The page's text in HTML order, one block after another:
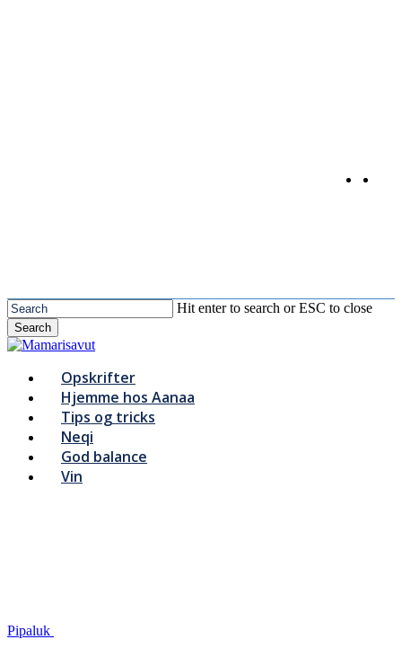
Hit enter to search or ESC to close
Search
Close
Menu
Opskrifter
Hjemme hos Aanaa
Tips og tricks
Neqi
God balance
Vin
Pipaluk